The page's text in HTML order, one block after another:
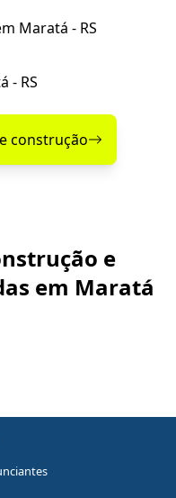
Maratá - RS
- RS
construção
e
em Maratá